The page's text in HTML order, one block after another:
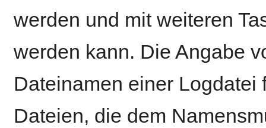
werden und mit weiteren
werden kann. Die Angabe
Dateinamen einer
Dateien, die dem